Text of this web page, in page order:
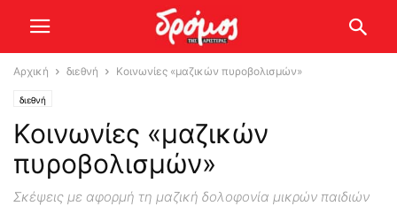
Αρχική διεθνή Κοινωνίες «μαζικών πυροβολισμών»
διεθνή
Κοινωνίες «μαζικών
πυροβολισμών»
Σκέψεις με αφορμή τη μαζική δολοφονία μικρών παιδιών